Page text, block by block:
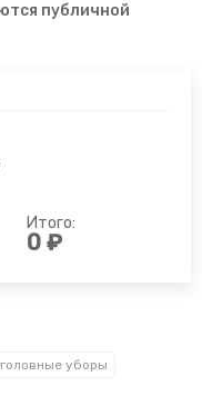
публичной
Итого:
0 ₽
уборы